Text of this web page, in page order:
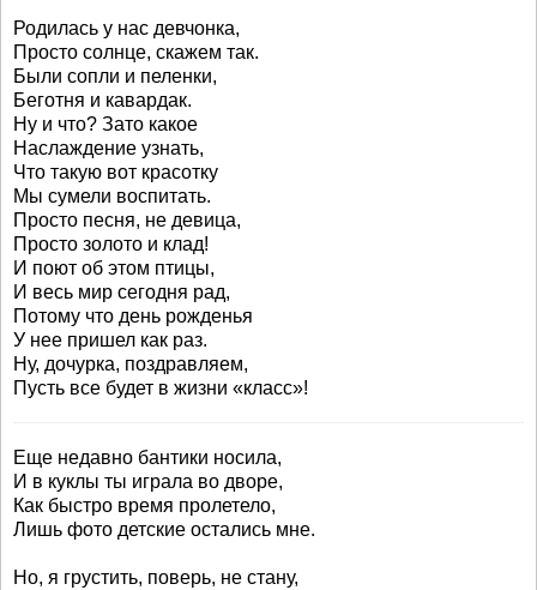
Родилась у нас девчонка,
Просто солнце, скажем так.
Были сопли и пеленки,
Беготня и кавардак.
Ну и что? Зато какое
Наслаждение узнать,
Что такую вот красотку
Мы сумели воспитать.
Просто песня, не девица,
Просто золото и клад!
И поют об этом птицы,
И весь мир сегодня рад,
Потому что день рожденья
У нее пришел как раз.
Ну, дочурка, поздравляем,
Пусть все будет в жизни «класс»!
Еще недавно бантики носила,
И в куклы ты играла во дворе,
Как быстро время пролетело,
Лишь фото детские остались мне.
Но, я грустить, поверь, не стану,